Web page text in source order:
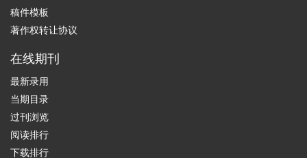
稿件模板
著作权转让协议
在线期刊
最新录用
当期目录
过刊浏览
阅读排行
下载排行